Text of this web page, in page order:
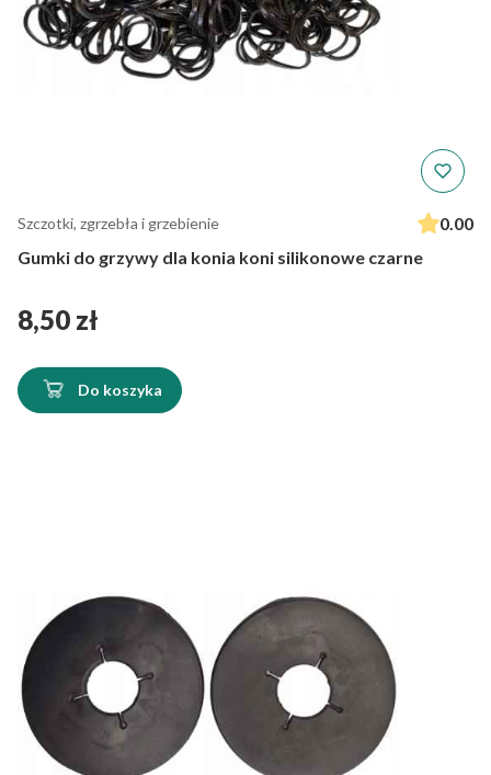
Szczotki, zgrzebła i grzebienie
0.00
Gumki do grzywy dla konia koni silikonowe czarne
Cena
8,50 zł
Do koszyka